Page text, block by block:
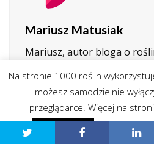
Mariusz Matusiak
Mariusz, autor bloga o
zamiłowaniem dzieli się
doświadczeniem w
przytulnych wnętrz oraz
między człowiekiem a
Na stronie 1000 roślin
- możesz samodzielnie
przeglądarce. Więcej na
Zgadzam się Polityka